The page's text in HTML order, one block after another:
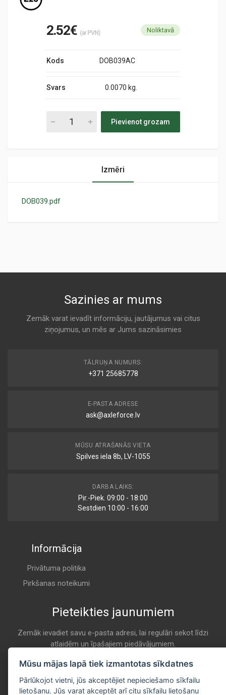
2.52€ (ar PVN) Noliktavā
Kods DOB039AC
Svars 0.0070 kg.
Pievienot grozam
Izmēri
DOB039.pdf
Sazinies ar mums
Zemāk varat ievadīt informāciju, jautājumus vai citus
ziņojumus, un mēs ar Jums sazināsimies
TĀLRUŅA NUMURS:
+371 25685778
E-PASTA ADRESE
ask@axleforce.lv
MŪSU ATRAŠANĀS VIETA
Spilves iela 8b, LV-1055
DARBA LAIKS:
Pir.-Piek. 09:00 - 18:00
Sestdien 10:00 - 16:00
Informācija
Privātuma politika
Pirkšanas noteikumi
Pieteikties jaunumiem
Zemāk ievadiet savu e-pasta adresi, lai regulāri sekot līdzi
atlaidēm un īpašajiem piedāvājumiem.
E-pasta
Pieteikties
Mūsu mājas lapā tiek izmantotas sīkdatnes
Pārlūkojot vietni, jūs akceptējiet nepieciešamo sīkfailu
lietošanu. Jūs varat akceptēt arī citu sīkfailu lietošanu